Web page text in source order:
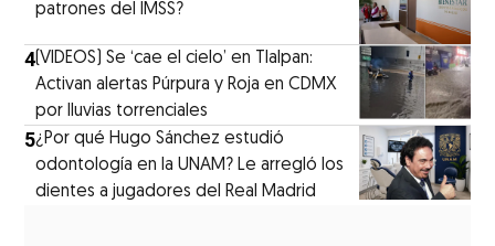
patrones del IMSS?
4(VIDEOS) Se ‘cae el cielo’ en Tlalpan:
Activan alertas Púrpura y Roja en CDMX
por lluvias torrenciales
5¿Por qué Hugo Sánchez estudió
odontología en la UNAM? Le arregló los
dientes a jugadores del Real Madrid